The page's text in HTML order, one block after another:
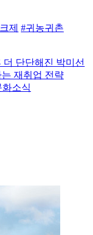
제 #귀농귀촌
단단해진 박미선
재취업 전략
소식